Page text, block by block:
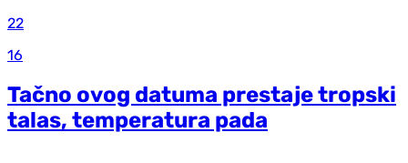
22
16
Tačno ovog datuma prestaje tropski
talas, temperatura pada